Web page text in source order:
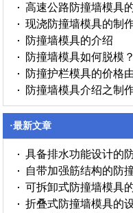
高速公路防撞墙模具
现浇防撞墙模具的制
防撞墙模具的介绍
防撞墙模具如何脱模
防撞护栏模具的价格
防撞墙模具介绍之制
·最新文章
具备排水功能设计的
自带加强筋结构的防
可拆卸式防撞墙模具
折叠式防撞墙模具的